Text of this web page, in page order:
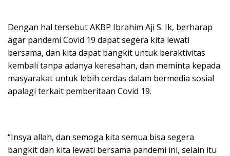
Dengan hal tersebut AKBP Ibrahim Aji S. Ik, berharap
agar pandemi Covid 19 dapat segera kita lewati
bersama, dan kita dapat bangkit untuk beraktivitas
kembali tanpa adanya keresahan, dan meminta kepada
masyarakat untuk lebih cerdas dalam bermedia sosial
apalagi terkait pemberitaan Covid 19.
“Insya allah, dan semoga kita semua bisa segera
bangkit dan kita lewati bersama pandemi ini, selain itu